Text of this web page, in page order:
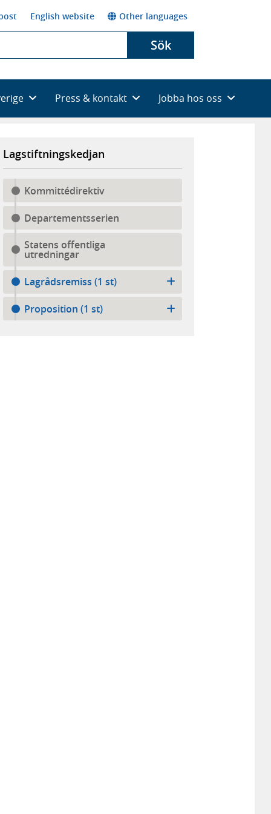
English website Other languages
Sök
Press & kontakt Jobba hos oss
Lagstiftningskedjan
Kommittédirektiv
Departementsserien
Statens offentliga
utredningar
Lagrådsremiss (1 st)
Proposition (1 st)